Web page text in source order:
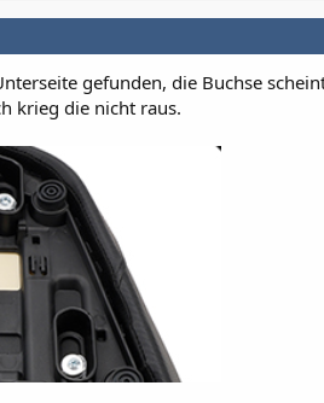
gefunden, die Buchse
krieg die nicht raus.